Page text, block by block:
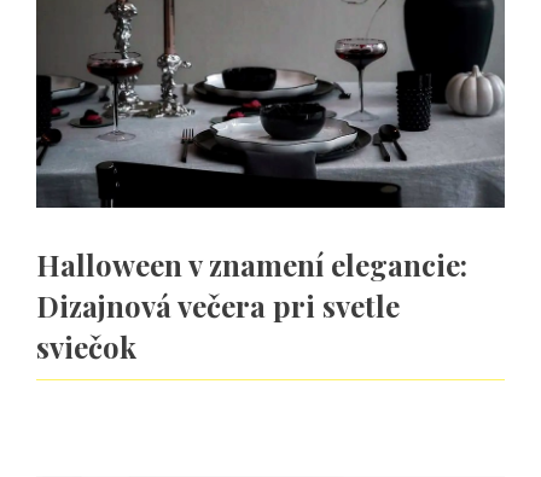
Halloween v znamení elegancie:
Dizajnová večera pri svetle
sviečok